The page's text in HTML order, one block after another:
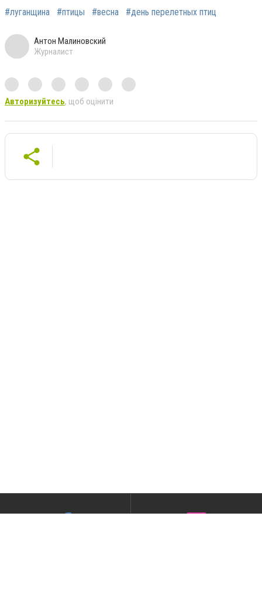
#луганщина #птицы #весна #день перелетных птиц
Антон Малиновский
Журналист
Авторизуйтесь, щоб оцінити